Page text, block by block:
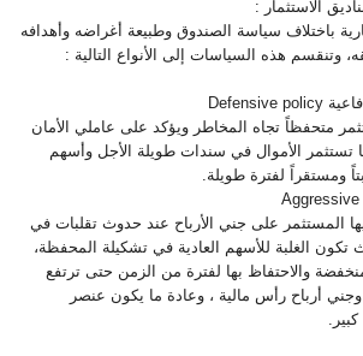
الاستثمار :
باختلاف سياسة الصندوق وطبيعة أغراضه وأهدافه
وتنقسم هذه السياسات إلى الأنواع التالية :
متحفظاً تجاه المخاطر ويؤكد على عاملي الأمان
ما تستثمر الأموال في سندات طويلة الأجل وأسهم
ومستقراً لفترة طويلة
المستثمر على جني الأرباح عند حدوث تقلبات في
تكون الغلبة للأسهم العادية في تشكيلة المحفظة،
والاحتفاظ بها لفترة من الزمن حتى ترتفع
وجني أرباح رأس مالية ، وعادة ما يكون عنصر